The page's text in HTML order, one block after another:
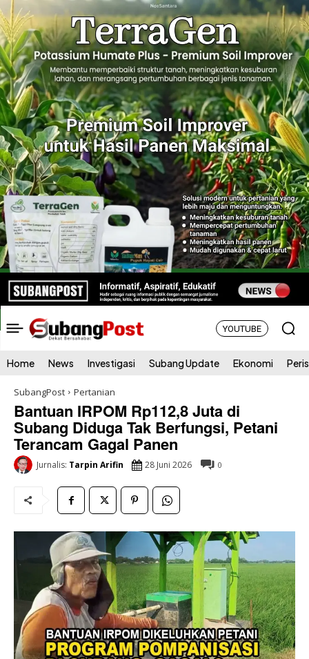
YOUTUBE
Home News Investigasi Subang Update Ekonomi
SubangPost Pertanian
Bantuan IRPOM Rp112,8 Juta di
Subang Diduga Tak Berfungsi, Petani
Terancam Gagal Panen
Jurnalis: Tarpin Arifin 28 Juni 2026 0